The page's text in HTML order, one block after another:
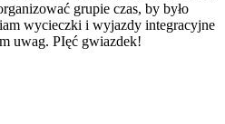
grupie czas, by było
wycieczki i wyjazdy integracyjne
uwag. PIęć gwiazdek!